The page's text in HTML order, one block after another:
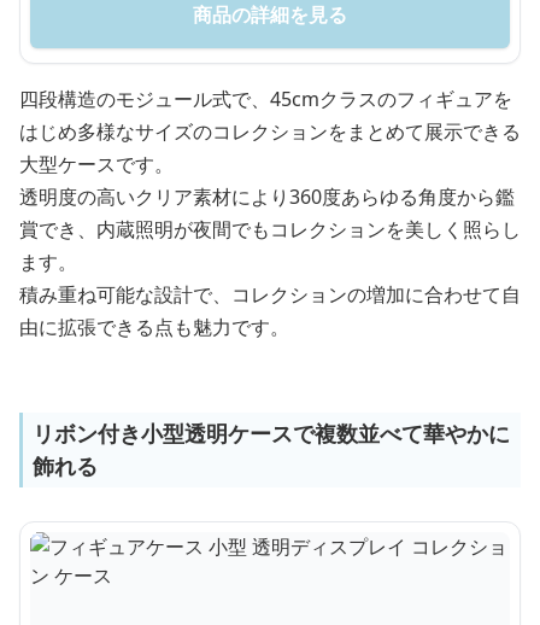
商品の詳細を見る
四段構造のモジュール式で、45cmクラスのフィギュアを
はじめ多様なサイズのコレクションをまとめて展示できる
大型ケースです。
透明度の高いクリア素材により360度あらゆる角度から鑑
賞でき、内蔵照明が夜間でもコレクションを美しく照らし
ます。
積み重ね可能な設計で、コレクションの増加に合わせて自
由に拡張できる点も魅力です。
リボン付き小型透明ケースで複数並べて華やかに
飾れる